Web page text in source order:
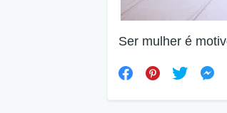
Ser mulher é